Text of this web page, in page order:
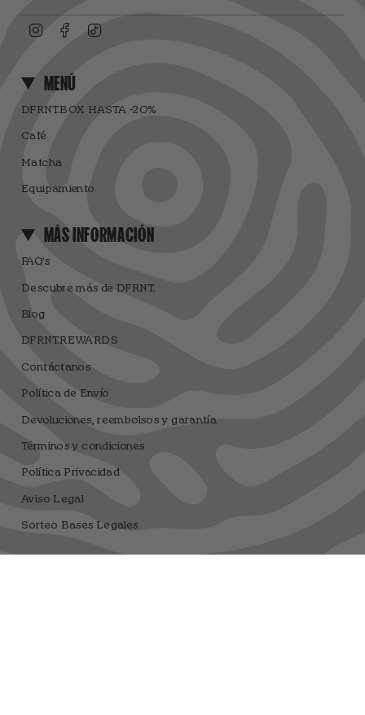
InstagramFacebook
MENÚ
DFRNT.BOX HASTA -20%
Café
Matcha
Equipamiento
MÁS INFORMACIÓN
FAQ's
Descubre más de DFRNT.
Blog
DFRNT.REWARDS
Contáctanos
Política de Envío
Devoluciones, reembolsos y garantía
Términos y condiciones
Política Privacidad
Aviso Legal
Sorteo Bases Legales